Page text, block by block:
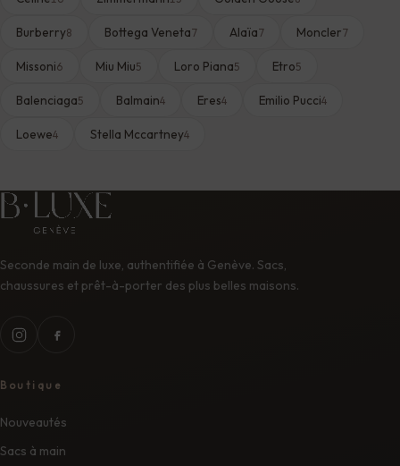
Burberry8 Bottega Veneta7 Alaïa7 Moncler7
Missoni6 Miu Miu5 Loro Piana5 Etro5
Balenciaga5 Balmain4 Eres4 Emilio Pucci4
Loewe4 Stella Mccartney4
Seconde main de luxe, authentifiée à Genève. Sacs,
chaussures et prêt-à-porter des plus belles maisons.
Boutique
Nouveautés
Sacs à main